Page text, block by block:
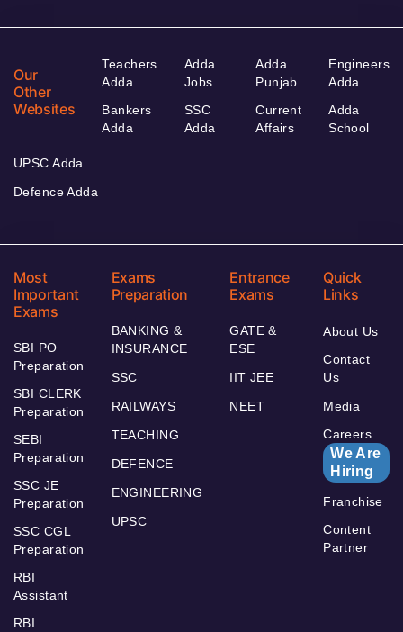
Our
Other
Websites
Teachers
Adda
Bankers
Adda
Adda
Jobs
SSC
Adda
Adda
Punjab
Current
Affairs
Engineers
Adda
Adda
School
UPSC Adda
Defence Adda
Most
Important
Exams
SBI PO
Preparation
SBI CLERK
Preparation
SEBI
Preparation
SSC JE
Preparation
SSC CGL
Preparation
RBI
Assistant
RBI
Exams
Preparation
BANKING &
INSURANCE
SSC
RAILWAYS
TEACHING
DEFENCE
ENGINEERING
UPSC
Entrance
Exams
GATE &
ESE
IIT JEE
NEET
Quick
Links
About Us
Contact
Us
Media
Careers
We Are
Hiring
Franchise
Content
Partner